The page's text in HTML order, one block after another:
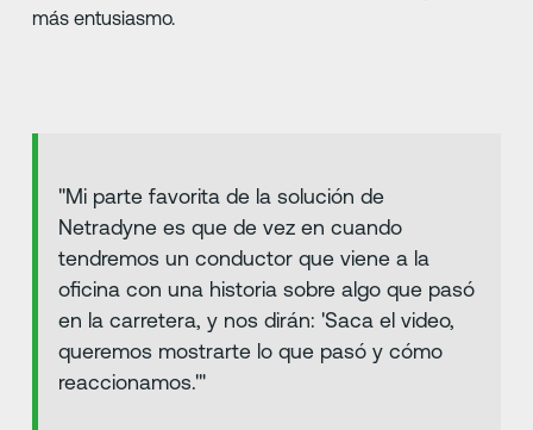
más entusiasmo.
"Mi parte favorita de la solución de
Netradyne es que de vez en cuando
tendremos un conductor que viene a la
oficina con una historia sobre algo que pasó
en la carretera, y nos dirán: 'Saca el video,
queremos mostrarte lo que pasó y cómo
reaccionamos.'"